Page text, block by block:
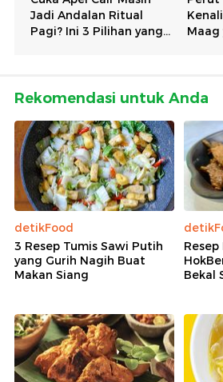
Rekomendasi untuk Anda
detikFood
3 Resep Tumis Sawi Putih
yang Gurih Nagih Buat
Makan Siang
Bekal